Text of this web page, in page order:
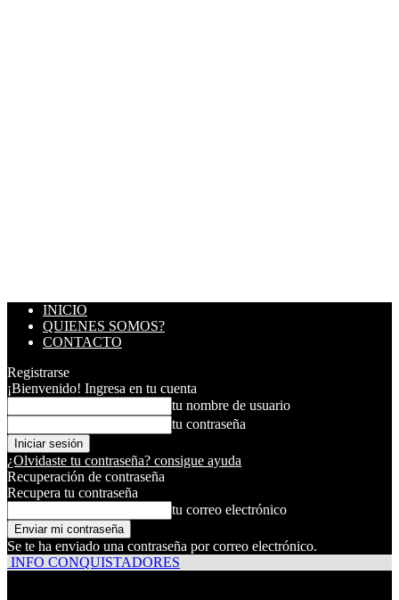
INICIO
QUIENES SOMOS?
CONTACTO
Registrarse
¡Bienvenido! Ingresa en tu cuenta
tu nombre de usuario
tu contraseña
¿Olvidaste tu contraseña? consigue ayuda
Recuperación de contraseña
Recupera tu contraseña
tu correo electrónico
Se te ha enviado una contraseña por correo electrónico.
INFO CONQUISTADORES